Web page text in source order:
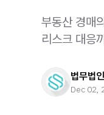
부동산 경매
리스크 대응
법무법
Dec 02,